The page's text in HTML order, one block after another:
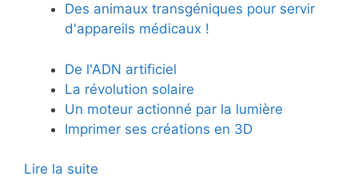
Des animaux transgéniques pour servir
d'appareils médicaux !
De l'ADN artificiel
La révolution solaire
Un moteur actionné par la lumière
Imprimer ses créations en 3D
Lire la suite